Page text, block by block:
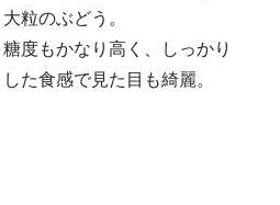
大粒のぶどう。
糖度もかなり高く、しっかり
した食感で見た目も綺麗。